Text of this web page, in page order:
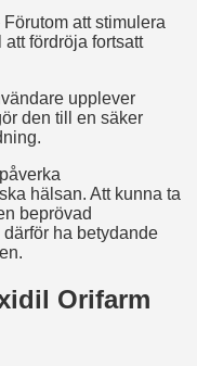
att stimulera
fördröja fortsatt
upplever
den till en säker
hälsan. Att kunna ta
beprövad
ha betydande
Orifarm